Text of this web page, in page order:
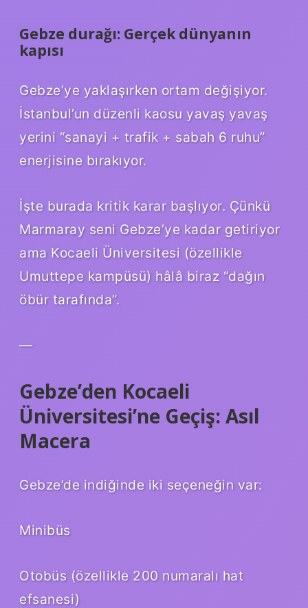
Gebze durağı: Gerçek dünyanın
kapısı
Gebze’ye yaklaşırken ortam değişiyor.
İstanbul’un düzenli kaosu yavaş yavaş
yerini “sanayi + trafik + sabah 6 ruhu”
enerjisine bırakıyor.
İşte burada kritik karar başlıyor. Çünkü
Marmaray seni Gebze’ye kadar getiriyor
ama Kocaeli Üniversitesi (özellikle
Umuttepe kampüsü) hâlâ biraz “dağın
öbür tarafında”.
—
Gebze’den Kocaeli
Üniversitesi’ne Geçiş: Asıl
Macera
Gebze’de indiğinde iki seçeneğin var:
Minibüs
Otobüs (özellikle 200 numaralı hat
efsanesi)